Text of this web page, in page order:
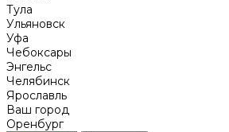
Тула
Ульяновск
Уфа
Чебоксары
Энгельс
Челябинск
Ярославль
Ваш город
Оренбург